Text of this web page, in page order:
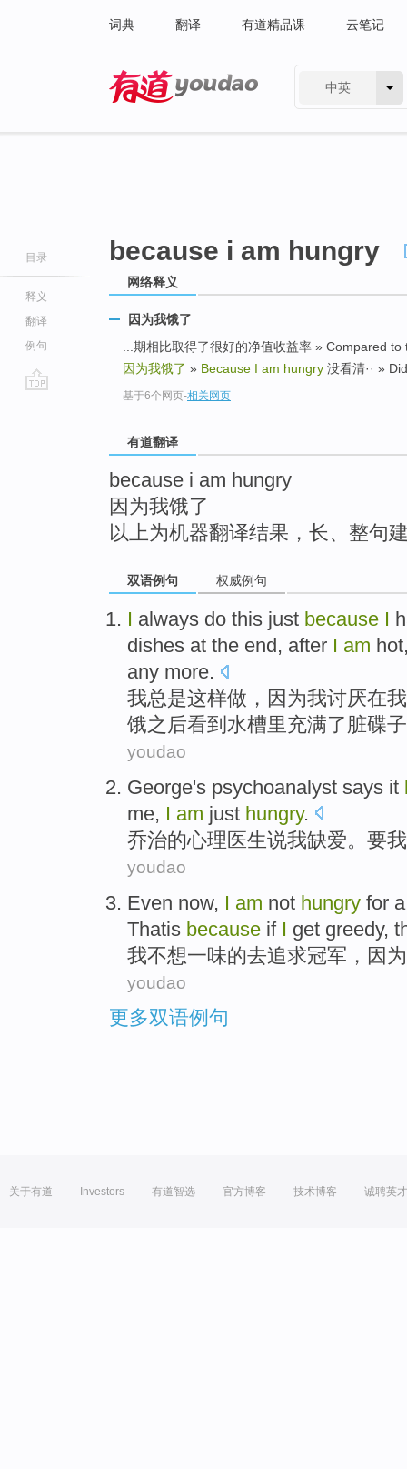
词典 翻译 有道精品课 云笔记
中英
目录
释义
翻译
例句
because i am hungry
网络释义
因为我饿了
...期相比取得了很好的净值收益率 » Compared
因为我饿了 » Because I am hungry 没看清·· »
基于6个网页-相关网页
有道翻译
because i am hungry
因为我饿了
以上为机器翻译结果，长、整句
双语例句 权威例句
I always do this just because I
dishes at the end, after I am hot
any more.
我总是这样做， 因为我讨厌在
饿之后看到 水槽里充满了 脏碟子
youdao
George's psychoanalyst says it
me, I am just hungry.
乔治的心理医生说我缺爱。 要我
youdao
Even now, I am not hungry for
Thatis because if I get greedy,
我不想一味的去追求冠军 ， 因为
youdao
更多双语例句
关于有道 Investors 有道智选 官方博客 技术博客 诚聘英才